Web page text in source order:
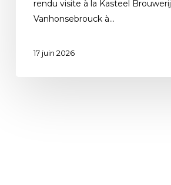
rendu visite à la Kasteel Brouwerij
Vanhonsebrouck à…
17 juin 2026